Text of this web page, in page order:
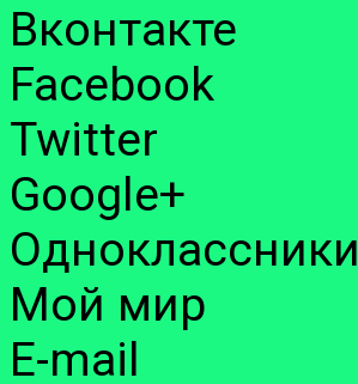
Вконтакте
Facebook
Twitter
Google+
Одноклассники
Мой мир
E-mail